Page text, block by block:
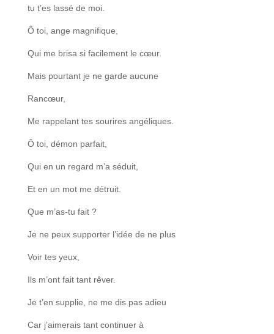
tu t’es lassé de moi.
Ô toi, ange magnifique,
Qui me brisa si facilement le cœur.
Mais pourtant je ne garde aucune
Rancœur,
Me rappelant tes sourires angéliques.
Ô toi, démon parfait,
Qui en un regard m’a séduit,
Et en un mot me détruit.
Que m’as-tu fait ?
Je ne peux supporter l’idée de ne plus
Voir tes yeux,
Ils m’ont fait tant rêver.
Je t’en supplie, ne me dis pas adieu
Car j’aimerais tant continuer à